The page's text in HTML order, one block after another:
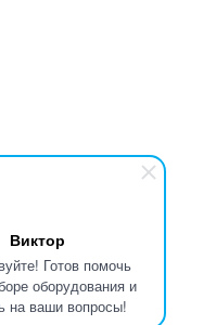
Виктор
Готов помочь
оборудования и
на ваши вопросы!
д.1, стр.2